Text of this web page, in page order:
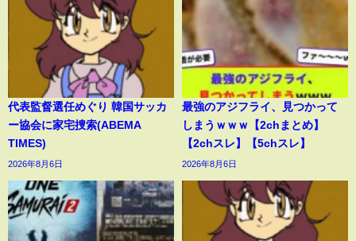
代表監督選任めぐり 韓国サッカ
ー協会に家宅捜索(ABEMA
TIMES)
2026年8月6日
最強のアジフライ、見つかって
しまうｗｗｗ【2chまとめ】
【2chスレ】【5chスレ】
2026年8月6日